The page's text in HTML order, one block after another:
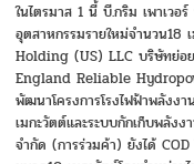
ในไตรมาส 1 นี้ บี.กริม เพาเวอ
อุตสาหกรรมรายใหม่จำนวน18
Holding (US) LLC บริษัทย่อย
England Reliable
พัฒนาโครงการโรงไฟฟ้าพลังง
เมกะวัตต์และระบบกักเก็บพลัง
จำกัด (การร่วมค้า) ยังได้ COD